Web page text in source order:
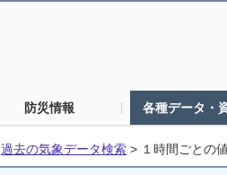
防災情報 各種データ・
過去の気象データ検索 > １時間ごとの